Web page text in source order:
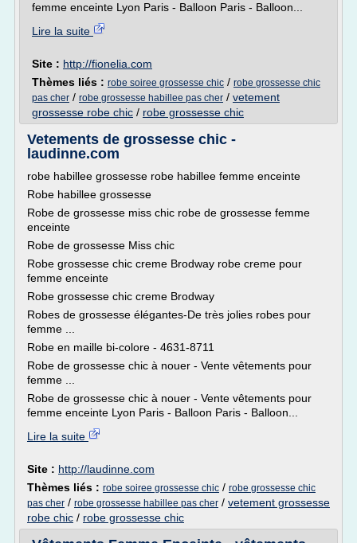
femme enceinte Lyon Paris - Balloon Paris - Balloon...
Lire la suite
Site : http://fionelia.com
Thèmes liés : robe soiree grossesse chic / robe grossesse chic
pas cher / robe grossesse habillee pas cher / vetement
grossesse robe chic / robe grossesse chic
Vetements de grossesse chic -
laudinne.com
robe habillee grossesse robe habillee femme enceinte
Robe habillee grossesse
Robe de grossesse miss chic robe de grossesse femme
enceinte
Robe de grossesse Miss chic
Robe grossesse chic creme Brodway robe creme pour
femme enceinte
Robe grossesse chic creme Brodway
Robes de grossesse élégantes-De très jolies robes pour
femme ...
Robe en maille bi-colore - 4631-8711
Robe de grossesse chic à nouer - Vente vêtements pour
femme ...
Robe de grossesse chic à nouer - Vente vêtements pour
femme enceinte Lyon Paris - Balloon Paris - Balloon...
Lire la suite
Site : http://laudinne.com
Thèmes liés : robe soiree grossesse chic / robe grossesse chic
pas cher / robe grossesse habillee pas cher / vetement grossesse
robe chic / robe grossesse chic